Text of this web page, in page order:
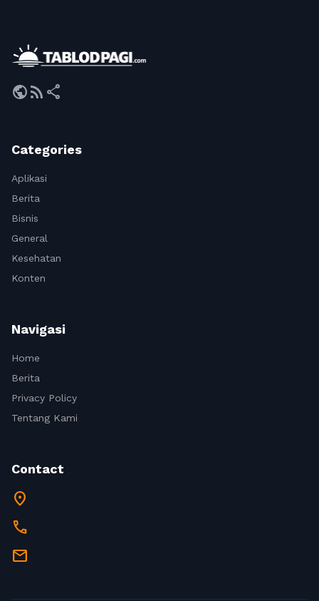
publicrss_feed share
Categories
Aplikasi
Berita
Bisnis
General
Kesehatan
Konten
Navigasi
Home
Berita
Privacy Policy
Tentang Kami
Contact
location_on
call
mail